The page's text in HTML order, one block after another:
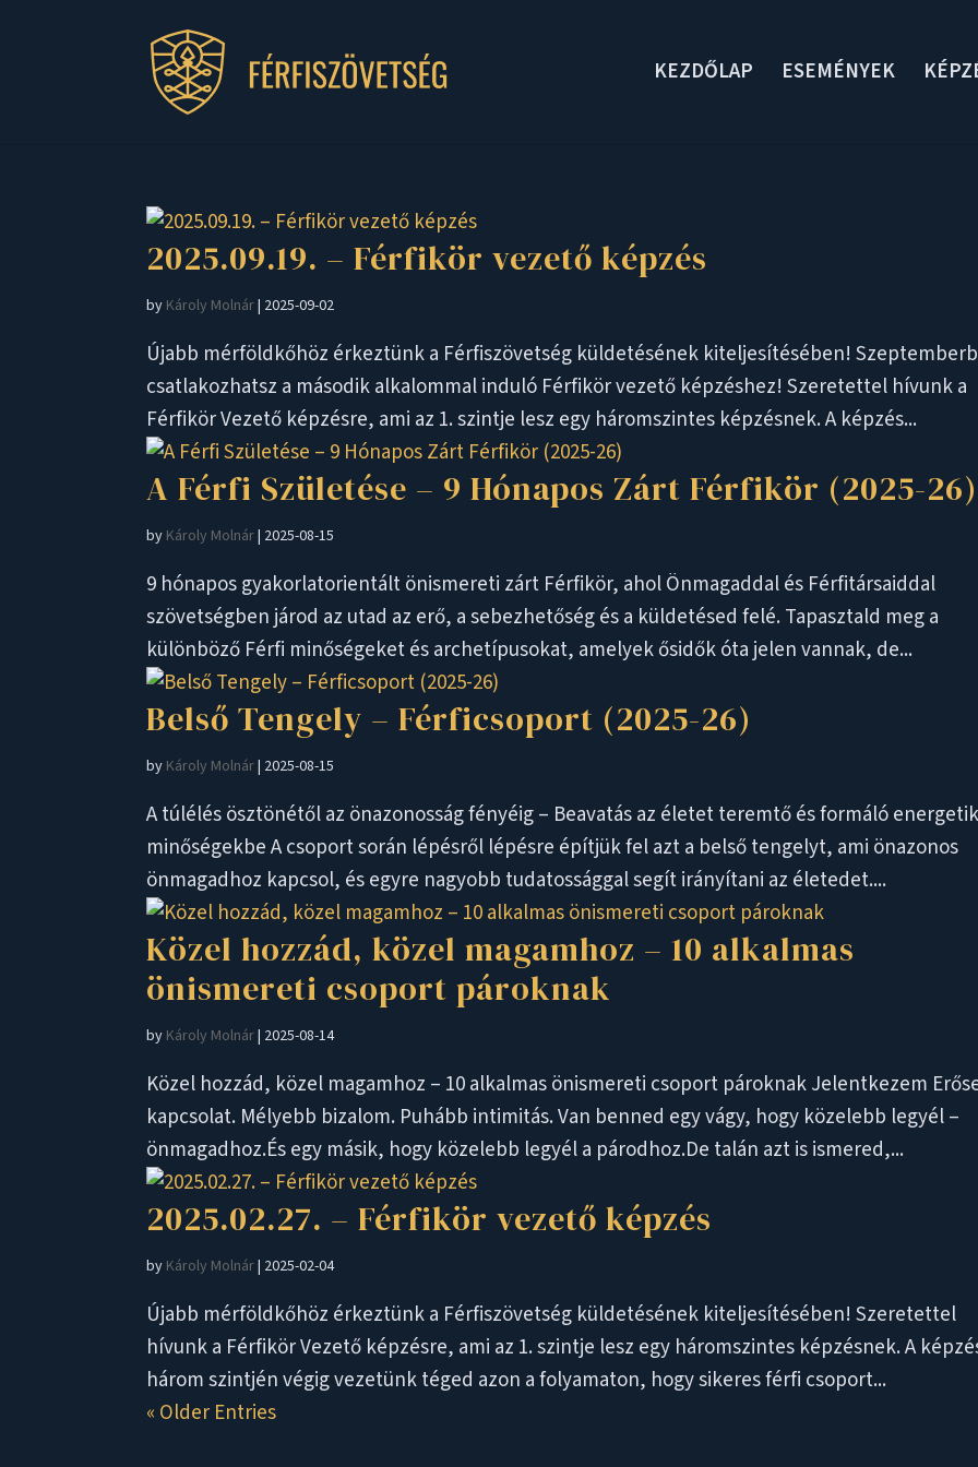
KEZDŐLAP ESEMÉNYEK
2025.09.19. – Férfikör vezető képzés
by Károly Molnár| 2025-09-02
Újabb mérföldkőhöz érkeztünk a Férfiszövetség küldetésének kiteljesítésében!
csatlakozhatsz a második alkalommal induló Férfikör vezető képzéshez! Szeretettel hívunk a
Férfikör Vezető képzésre, ami az 1. szintje lesz egy háromszintes képzésnek. A képzés...
A Férfi Születése – 9 Hónapos Zárt Férfikör (2025-26)
by Károly Molnár| 2025-08-15
9 hónapos gyakorlatorientált önismereti zárt Férfikör, ahol Önmagaddal és Férfitársaiddal
szövetségben járod az utad az erő, a sebezhetőség és a küldetésed felé. Tapasztald meg a
különböző Férfi minőségeket és archetípusokat, amelyek ősidők óta jelen vannak, de...
Belső Tengely – Férficsoport (2025-26)
by Károly Molnár| 2025-08-15
A túlélés ösztönétől az önazonosság fényéig – Beavatás az életet teremtő és formáló
minőségekbe A csoport során lépésről lépésre építjük fel azt a belső tengelyt, ami önazonos
önmagadhoz kapcsol, és egyre nagyobb tudatossággal segít irányítani az életedet....
Közel hozzád, közel magamhoz – 10 alkalmas
önismereti csoport pároknak
by Károly Molnár| 2025-08-14
Közel hozzád, közel magamhoz – 10 alkalmas önismereti csoport pároknak Jelentkezem
kapcsolat. Mélyebb bizalom. Puhább intimitás. Van benned egy vágy, hogy közelebb legyél –
önmagadhoz.És egy másik, hogy közelebb legyél a párodhoz.De talán azt is ismered,...
2025.02.27. – Férfikör vezető képzés
by Károly Molnár| 2025-02-04
Újabb mérföldkőhöz érkeztünk a Férfiszövetség küldetésének kiteljesítésében! Szeretettel
hívunk a Férfikör Vezető képzésre, ami az 1. szintje lesz egy háromszintes képzésnek. A
három szintjén végig vezetünk téged azon a folyamaton, hogy sikeres férfi csoport...
« Older Entries